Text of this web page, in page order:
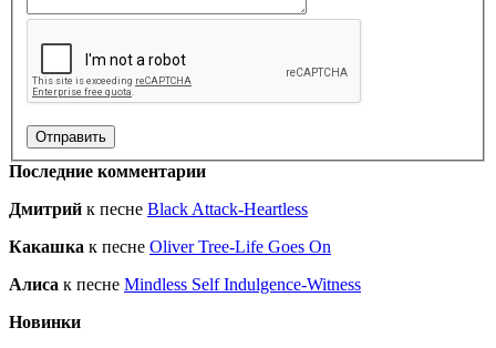
Последние комментарии
Дмитрий к песне Black Attack-Heartless
Какашка к песне Oliver Tree-Life Goes On
Алиса к песне Mindless Self Indulgence-Witness
Новинки